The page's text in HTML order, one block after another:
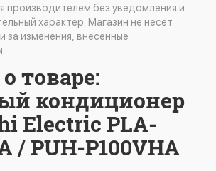
производителем без уведомления и
характер. Магазин не несет
за изменения, внесенные
товаре:
кондиционер
Electric PLA-
/ PUH-P100VHA